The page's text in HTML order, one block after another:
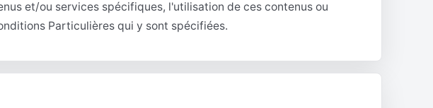
et/ou services spécifiques, l'utilisation de ces contenus ou
Particulières qui y sont spécifiées.